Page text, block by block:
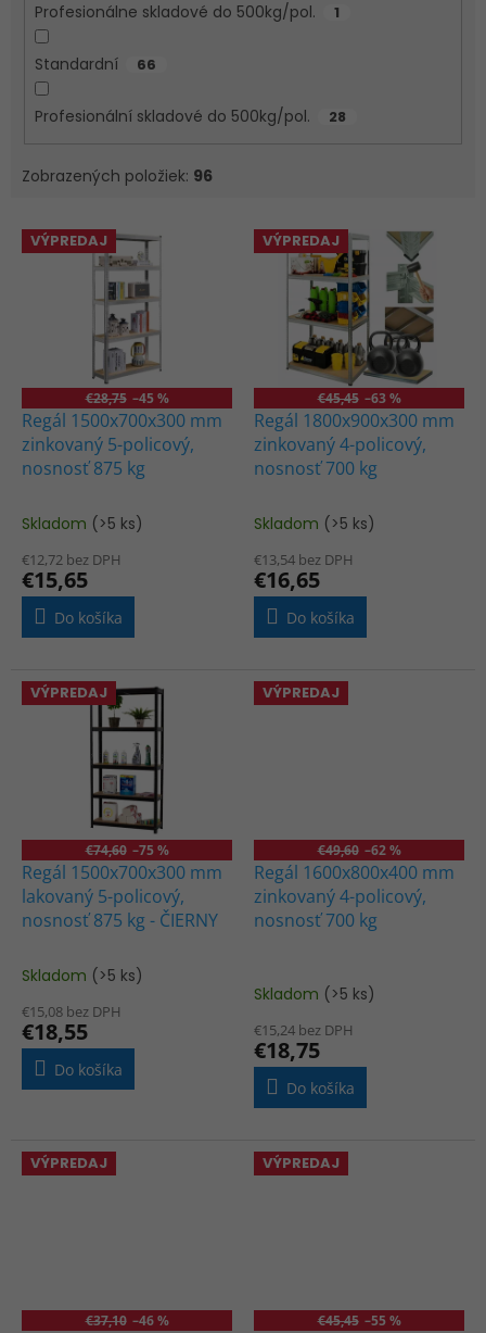
Profesionálne skladové do 500kg/pol. 1
Standardní 66
Profesionální skladové do 500kg/pol. 28
Zobrazených položiek: 96
V
o
u
VÝPREDAJ
€28,75 –45 %
Regál 1500x700x300 mm
zinkovaný 5-policový,
nosnosť 875 kg
Priemerné
produktu
je
4,4
Skladom (>5 ks)
€12,72 bez DPH
€15,65
Do košíka
VÝPREDAJ
€45,45 –63 %
Regál 1800x900x300 mm
zinkovaný 4-policový,
nosnosť 700 kg
Priemerné
produktu
je
4,0
Skladom (>5 ks)
€13,54 bez DPH
€16,65
Do košíka
VÝPREDAJ
€74,60 –75 %
Regál 1500x700x300 mm
lakovaný 5-policový,
nosnosť 875 kg - ČIERNY
Priemerné
produktu
je
5,0
Skladom (>5 ks)
€15,08 bez DPH
€18,55
Do košíka
VÝPREDAJ
€49,60 –62 %
Regál 1600x800x400 mm
zinkovaný 4-policový,
nosnosť 700 kg
Skladom (>5 ks)
€15,24 bez DPH
€18,75
Do košíka
VÝPREDAJ
€37,10 –46 %
VÝPREDAJ
€45,45 –55 %